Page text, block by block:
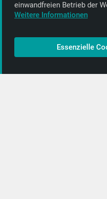
Kontakt
CD-Anbieter werden
CD-Anbieter-Login
einwand­freien Betrieb der
Weitere Informationen
Essenzielle